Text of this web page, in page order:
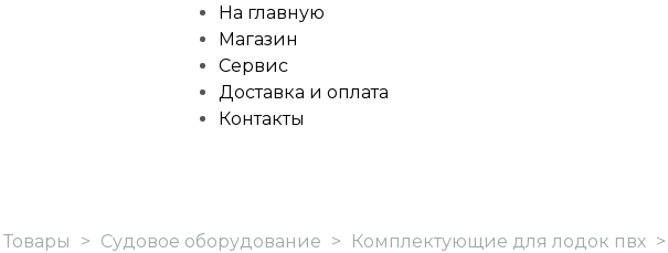
На главную
Магазин
Сервис
Доставка и оплата
Контакты
Товары > Судовое оборудование > Комплектующие для лодок пвх >